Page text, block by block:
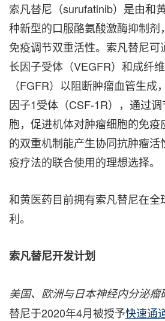
索凡替尼（surufatinib）是由和
种新型的口服酪氨酸激酶抑制剂
免疫调节双重活性。索凡替尼
长因子受体（VEGFR）和成纤
（FGFR）以阻断肿瘤血管生成
因子1受体（CSF-1R），通过
胞，促进机体对肿瘤细胞的免
的双重机制能产生协同抗肿瘤
疫疗法的联合使用的理想选择。
和黄医药目前拥有索凡替尼在全
利。
索凡替尼开发计划
美国、欧洲与日本神经内分泌瘤
替尼于2020年4月被授予快速通